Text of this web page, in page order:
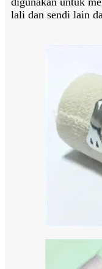
lali dan sendi lain